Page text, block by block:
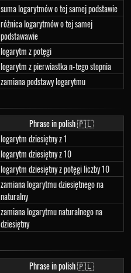
suma logarytmów o tej samej podstawie
różnica logarytmów o tej samej
podstawawie
logarytm z potęgi
logarytm z pierwiastka n-tego stopnia
zamiana podstawy logarytmu
Phrase in polish 🇵🇱
logarytm dziesiętny z 1
logarytm dziesiętny z 10
logarytm dziesiętny z potęgi liczby 10
zamiana logarytmu dziesiętnego na
naturalny
zamiana logarytmu naturalnego na
dziesiętny
Phrase in polish 🇵🇱